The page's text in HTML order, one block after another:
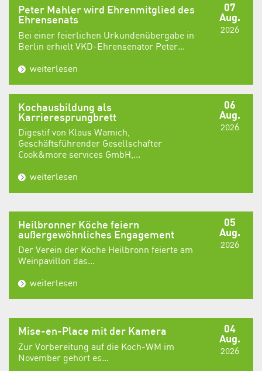
07
Aug.
2026
Peter Mahler wird Ehrenmitglied des
Ehrensenats
Bei einer feierlichen Urkundenübergabe in
Berlin erhielt VKD-Ehrensenator Peter...
weiterlesen
06
Aug.
2026
Kochausbildung als
Karrieresprungbrett
Digestif von Klaus Wamich,
Geschäftsführender Gesellschafter
Cook&more services GmbH,...
weiterlesen
05
Aug.
2026
Heilbronner Köche feiern
außergewöhnliches Engagement
Der Verein der Köche Heilbronn feierte am
Weinpavillon das...
weiterlesen
04
Aug.
2026
Mise-en-Place mit der Kamera
Zur Vorbereitung auf die Koch-WM im
November gehört es...